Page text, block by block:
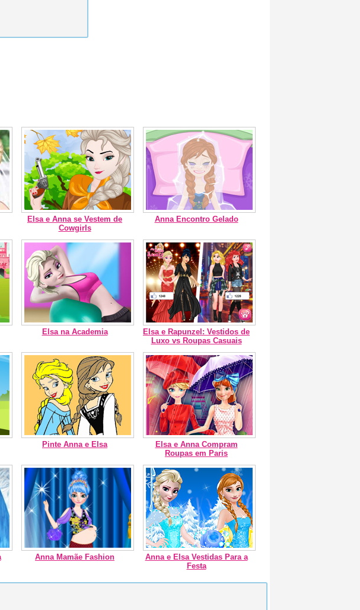
Elsa e Anna se Vestem de
Cowgirls
Anna Encontro Gelado
Elsa na Academia
Elsa e Rapunzel: Vestidos de
Luxo vs Roupas Casuais
Pinte Anna e Elsa
Elsa e Anna Compram
Roupas em Paris
Anna Mamãe Fashion
Anna e Elsa Vestidas Para a
Festa